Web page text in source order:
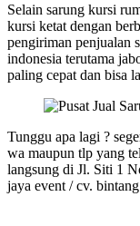
Selain sarung kursi
kursi ketat dengan
pengiriman penjualan
indonesia terutama
paling cepat dan bisa
Tunggu apa lagi ?
wa maupun tlp yang
langsung di Jl. Siti 1
jaya event / cv.